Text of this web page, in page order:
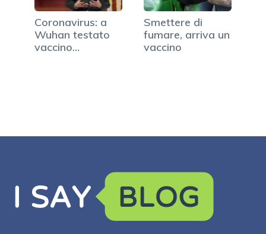
Coronavirus: a
Wuhan testato
vaccino
Smettere di
fumare, arriva un
vaccino